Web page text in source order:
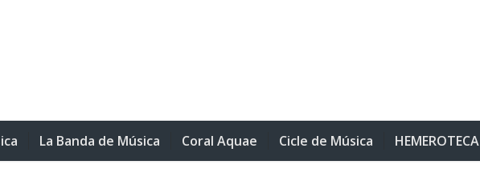
La Banda de Música Coral Aquae Cicle de Música HEMEROTECA